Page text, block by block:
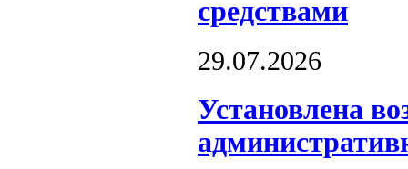
средствами
29.07.2026
Установлена